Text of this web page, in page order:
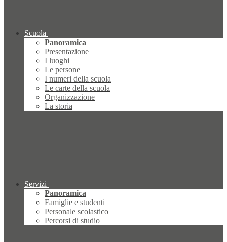
Scuola
Panoramica
Presentazione
I luoghi
Le persone
I numeri della scuola
Le carte della scuola
Organizzazione
La storia
Servizi
Panoramica
Famiglie e studenti
Personale scolastico
Percorsi di studio